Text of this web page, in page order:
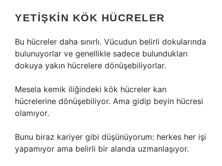
YETIŞKIN KÖK HÜCRELER
Bu hücreler daha sınırlı. Vücudun belirli dokularında
bulunuyorlar ve genellikle sadece bulundukları
dokuya yakın hücrelere dönüşebiliyorlar.
Mesela kemik iliğindeki kök hücreler kan
hücrelerine dönüşebiliyor. Ama gidip beyin hücresi
olamıyor.
Bunu biraz kariyer gibi düşünüyorum: herkes her işi
yapamıyor ama belirli bir alanda uzmanlaşıyor.